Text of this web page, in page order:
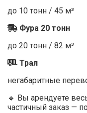
до 10 тонн / 45 м³
Фура 20 тонн
до 20 тонн / 82 м³
Трал
негабаритные
🔹 Вы арендуете
частичный заказ —